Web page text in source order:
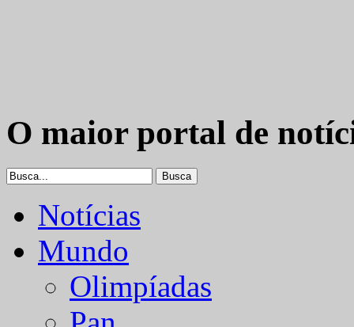
O maior portal de
Notícias
Mundo
Olimpíadas